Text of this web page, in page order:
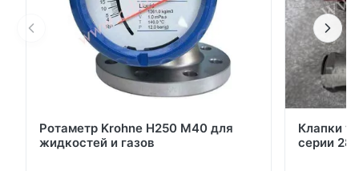
Ротаметр Krohne H250 M40 для
жидкостей и газов
Клапки
серии